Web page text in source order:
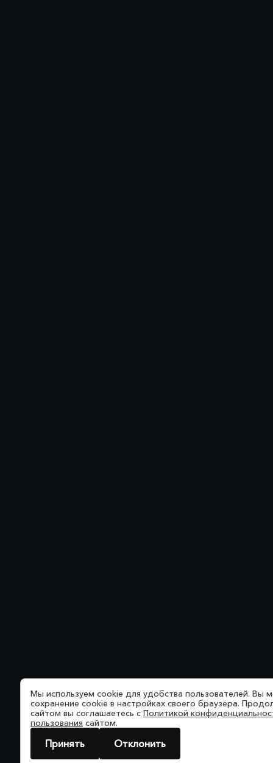
Мы используем cookie для удобства пользователей. Вы
сохранение cookie в настройках своего браузера.
сайтом вы соглашаетесь с Политикой
пользования сайтом.
Принять Отклонить